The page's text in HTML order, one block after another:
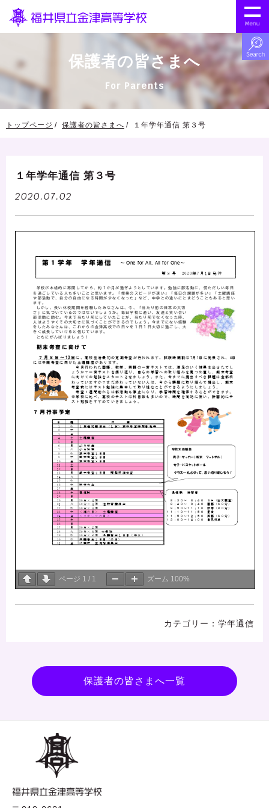
保護者の皆さまへ
For Parents
トップページ 保護者の皆さまへ １年学年通信 第３号
１年学年通信 第３号
2020.07.02
ページ 1 / 1 ズーム 100%
学年通信
保護者の皆さまへ一覧